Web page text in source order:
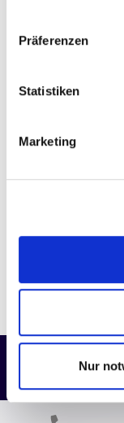
möglich, dass
Behörden
Präferenzen
Statistiken
Marketing
Nur